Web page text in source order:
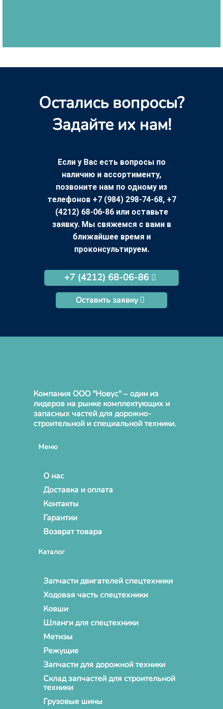
Остались вопросы?
Задайте их нам!
Если у Вас есть вопросы по
наличию и ассортименту,
позвоните нам по одному из
телефонов +7 (984) 298-74-68, +7
(4212) 68-06-86 или оставьте
заявку. Мы свяжемся с вами в
ближайшее время и
проконсультируем.
+7 (4212) 68-06-86
Оставить заявку
Компания ООО "Новус" – один из
лидеров на рынке комплектующих и
запасных частей для дорожно-
строительной и специальной техники.
Меню
О нас
Доставка и оплата
Контакты
Гарантии
Возврат товара
Каталог
Запчасти двигателей спецтехники
Ходовая часть спецтехники
Ковши
Шланги для спецтехники
Метизы
Режущие
Запчасти для дорожной техники
Склад запчастей для строительной
техники
Грузовые шины